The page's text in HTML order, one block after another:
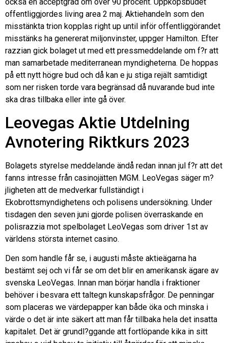
offentliggjordes living area 2 maj. Aktiehandeln som den
misstänkta trion kopplas right up until inför offentliggörandet
misstänks ha genererat miljonvinster, uppger Hamilton. Efter
razzian gick bolaget ut med ett pressmeddelande om f?r att
man samarbetade mediterranean myndigheterna. De hoppas
på ett nytt högre bud och då kan e ju stiga rejält samtidigt
som ner risken torde vara begränsad då nuvarande bud inte
ska dras tillbaka eller inte gå över.
Leovegas Aktie Utdelning
Avnotering Riktkurs 2023
Bolagets styrelse meddelande ändå redan innan jul f?r att det
fanns intresse från casinojätten MGM. LeoVegas säger m?
jligheten att de medverkar fullständigt i
Ekobrottsmyndighetens och polisens undersökning. Under
tisdagen den seven juni gjorde polisen överraskande en
polisrazzia mot spelbolaget LeoVegas som driver 1st av
världens största internet casino.
Den som handle får se, i augusti måste aktieägarna ha
bestämt sej och vi får se om det blir en amerikansk ägare av
svenska LeoVegas. Innan man börjar handla i fraktioner
behöver i besvara ett taltegn kunskapsfrågor. De penningar
som placeras we värdepapper kan både öka och minska i
värde o det är inte säkert att man får tillbaka hela det insatta
kapitalet. Det är grundl?ggande att fortlöpande kika in sitt